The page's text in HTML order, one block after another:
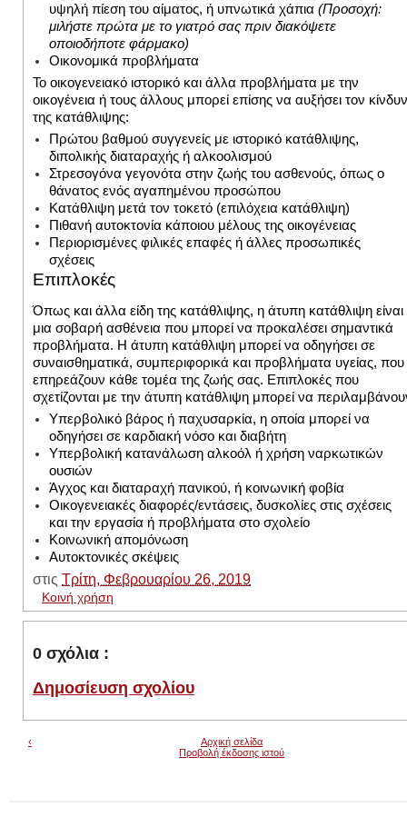
υψηλή πίεση του αίματος, ή υπνωτικά χάπια (Προσοχή:
μιλήστε πρώτα με το γιατρό σας πριν διακόψετε
οποιοδήποτε φάρμακο)
Οικονομικά προβλήματα
Το οικογενειακό ιστορικό και άλλα προβλήματα με την
οικογένεια ή τους άλλους μπορεί επίσης να αυξήσει τον
της κατάθλιψης:
Πρώτου βαθμού συγγενείς με ιστορικό κατάθλιψης,
διπολικής διαταραχής ή αλκοολισμού
Στρεσογόνα γεγονότα στην ζωής του ασθενούς, όπως ο
θάνατος ενός αγαπημένου προσώπου
Κατάθλιψη μετά τον τοκετό (επιλόχεια κατάθλιψη)
Πιθανή αυτοκτονία κάποιου μέλους της οικογένειας
Περιορισμένες φιλικές επαφές ή άλλες προσωπικές
σχέσεις
Επιπλοκές
Όπως και άλλα είδη της κατάθλιψης, η άτυπη κατάθλιψη είναι
μια σοβαρή ασθένεια που μπορεί να προκαλέσει σημαντικά
προβλήματα. Η άτυπη κατάθλιψη μπορεί να οδηγήσει σε
συναισθηματικά, συμπεριφορικά και προβλήματα υγείας, που
επηρεάζουν κάθε τομέα της ζωής σας. Επιπλοκές που
σχετίζονται με την άτυπη κατάθλιψη μπορεί να
Υπερβολικό βάρος ή παχυσαρκία, η οποία μπορεί να
οδηγήσει σε καρδιακή νόσο και διαβήτη
Υπερβολική κατανάλωση αλκοόλ ή χρήση ναρκωτικών
ουσιών
Άγχος και διαταραχή πανικού, ή κοινωνική φοβία
Οικογενειακές διαφορές/εντάσεις, δυσκολίες στις σχέσεις
και την εργασία ή προβλήματα στο σχολείο
Κοινωνική απομόνωση
Αυτοκτονικές σκέψεις
στις Τρίτη, Φεβρουαρίου 26, 2019
Κοινή χρήση
0 σχόλια :
Δημοσίευση σχολίου
‹
Αρχική σελίδα
Προβολή έκδοσης ιστού